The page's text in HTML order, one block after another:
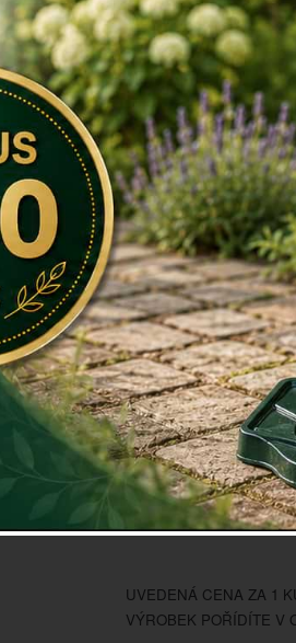
S tímtodezertním
modrou glazurou,
Každý kus je proto
COSTA NOVA Brisaa
Dezertní talíř
z dílny portugalské
tradičním řemeslu a
Materiál: kamenina
Rozměry v cm:
Záruka: 2 roky
Kód:E2258
Další parametry
Cena: 237 Kč
UVEDENÁ CENA ZA 1
VÝROBEK POŘÍDÍTE V